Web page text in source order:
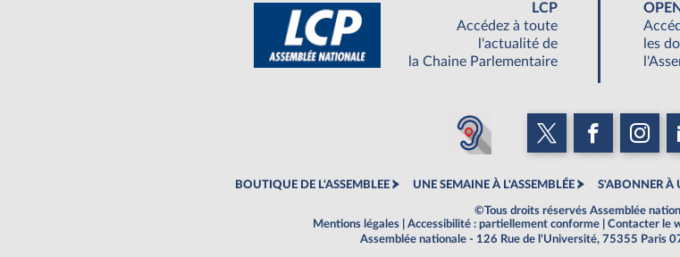
LCP
Accédez à toute
l'actualité de
la Chaine Parlementaire
les
BOUTIQUE DE L'ASSEMBLEE UNE SEMAINE À L'ASSEMBLÉE S'ABONNER À
©Tous droits réservés Assemblée
Mentions légales
Accessibilité : partiellement conforme Contacter le
Assemblée nationale - 126 Rue de l'Université, 75355 Paris